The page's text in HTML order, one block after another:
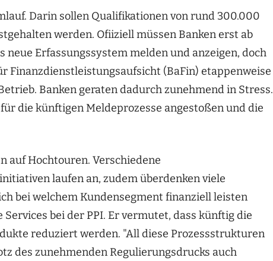
Darin sollen Qualifikationen von rund 300.000
werden. Ofiiziell müssen Banken erst ab
neue Erfassungssystem melden und anzeigen, doch
Finanzdienstleistungsaufsicht (BaFin) etappenweise
Banken geraten dadurch zunehmend in Stress.
die künftigen Meldeprozesse angestoßen und die
auf Hochtouren. Verschiedene
laufen an, zudem überdenken viele
bei welchem Kundensegment finanziell leisten
bei der PPI. Er vermutet, dass künftig die
reduziert werden. "All diese Prozessstrukturen
des zunehmenden Regulierungsdrucks auch